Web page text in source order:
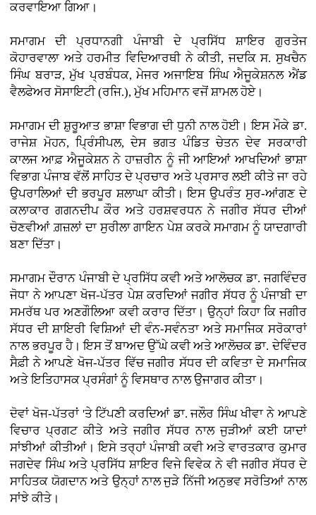
ਕਰਵਾਇਆ ਗਿਆ।
ਸਮਾਗਮ ਦੀ ਪ੍ਰਧਾਨਗੀ ਪੰਜਾਬੀ ਦੇ ਪ੍ਰਸਿੱਧ ਸ਼ਾਇਰ ਗੁਰਤੇਜ
ਕੋਹਾਰਵਾਲਾ ਅਤੇ ਹਰਮੀਤ ਵਿਦਿਆਰਥੀ ਨੇ ਕੀਤੀ, ਜਦਕਿ ਸ. ਸੁਖਚੈਨ
ਸਿੰਘ ਬਰਾੜ, ਮੁੱਖ ਪ੍ਰਬੰਧਕ, ਮੇਜਰ ਅਜਾਇਬ ਸਿੰਘ ਐਜੂਕੇਸ਼ਨਲ ਐਂਡ
ਵੈਲਫੇਅਰ ਸੋਸਾਇਟੀ (ਰਜਿ.), ਮੁੱਖ ਮਹਿਮਾਨ ਵਜੋਂ ਸ਼ਾਮਲ ਹੋਏ।
ਸਮਾਗਮ ਦੀ ਸ਼ੁਰੂਆਤ ਭਾਸ਼ਾ ਵਿਭਾਗ ਦੀ ਧੁਨੀ ਨਾਲ ਹੋਈ। ਇਸ ਮੌਕੇ ਡਾ.
ਰਾਜੇਸ਼ ਮੋਹਨ, ਪ੍ਰਿੰਸੀਪਲ, ਦੇਸ ਭਗਤ ਪੰਡਿਤ ਚੇਤਨ ਦੇਵ ਸਰਕਾਰੀ
ਕਾਲਜ ਆਫ਼ ਐਜੂਕੇਸ਼ਨ ਨੇ ਹਾਜ਼ਰੀਨ ਨੂੰ ਜੀ ਆਇਆਂ ਆਖਦਿਆਂ ਭਾਸ਼ਾ
ਵਿਭਾਗ ਪੰਜਾਬ ਵੱਲੋਂ ਸਾਹਿਤ ਦੇ ਪ੍ਰਚਾਰ ਅਤੇ ਪ੍ਰਸਾਰ ਲਈ ਕੀਤੇ ਜਾ ਰਹੇ
ਉਪਰਾਲਿਆਂ ਦੀ ਭਰਪੂਰ ਸ਼ਲਾਘਾ ਕੀਤੀ। ਇਸ ਉਪਰੰਤ ਸੁਰ-ਆਂਗਣ ਦੇ
ਕਲਾਕਾਰ ਗਗਨਦੀਪ ਕੌਰ ਅਤੇ ਹਰਸ਼ਵਰਧਨ ਨੇ ਜਗੀਰ ਸੱਧਰ ਦੀਆਂ
ਚੋਣਵੀਆਂ ਗ਼ਜ਼ਲਾਂ ਦਾ ਸੁਰੀਲਾ ਗਾਇਨ ਪੇਸ਼ ਕਰਕੇ ਸਮਾਗਮ ਨੂੰ ਯਾਦਗਾਰੀ
ਬਣਾ ਦਿੱਤਾ।
ਸਮਾਗਮ ਦੌਰਾਨ ਪੰਜਾਬੀ ਦੇ ਪ੍ਰਸਿੱਧ ਕਵੀ ਅਤੇ ਆਲੋਚਕ ਡਾ. ਜਗਵਿੰਦਰ
ਜੋਧਾ ਨੇ ਆਪਣਾ ਖੋਜ-ਪੱਤਰ ਪੇਸ਼ ਕਰਦਿਆਂ ਜਗੀਰ ਸੱਧਰ ਨੂੰ ਪੰਜਾਬੀ ਦਾ
ਸਮਰੱਥ ਪਰ ਅਣਗੌਲਿਆ ਕਵੀ ਕਰਾਰ ਦਿੱਤਾ। ਉਨ੍ਹਾਂ ਕਿਹਾ ਕਿ ਜਗੀਰ
ਸੱਧਰ ਦੀ ਸ਼ਾਇਰੀ ਵਿਸ਼ਿਆਂ ਦੀ ਵੰਨ-ਸਵੰਨਤਾ ਅਤੇ ਸਮਾਜਿਕ ਸਰੋਕਾਰਾਂ
ਨਾਲ ਭਰਪੂਰ ਹੈ। ਇਸ ਤੋਂ ਬਾਅਦ ਉੱਘੇ ਕਵੀ ਅਤੇ ਆਲੋਚਕ ਡਾ. ਦੇਵਿੰਦਰ
ਸੈਫ਼ੀ ਨੇ ਆਪਣੇ ਖੋਜ-ਪੱਤਰ ਵਿੱਚ ਜਗੀਰ ਸੱਧਰ ਦੀ ਕਵਿਤਾ ਦੇ ਸਮਾਜਿਕ
ਅਤੇ ਇਤਿਹਾਸਕ ਪ੍ਰਸੰਗਾਂ ਨੂੰ ਵਿਸਥਾਰ ਨਾਲ ਉਜਾਗਰ ਕੀਤਾ।
ਦੋਵਾਂ ਖੋਜ-ਪੱਤਰਾਂ 'ਤੇ ਟਿੱਪਣੀ ਕਰਦਿਆਂ ਡਾ. ਜਲੌਰ ਸਿੰਘ ਖੀਵਾ ਨੇ ਆਪਣੇ
ਵਿਚਾਰ ਪ੍ਰਗਟ ਕੀਤੇ ਅਤੇ ਜਗੀਰ ਸੱਧਰ ਨਾਲ ਜੁੜੀਆਂ ਕਈ ਯਾਦਾਂ
ਸਾਂਝੀਆਂ ਕੀਤੀਆਂ। ਇਸੇ ਤਰ੍ਹਾਂ ਪੰਜਾਬੀ ਕਵੀ ਅਤੇ ਵਾਰਤਕਾਰ ਕੁਮਾਰ
ਜਗਦੇਵ ਸਿੰਘ ਅਤੇ ਪ੍ਰਸਿੱਧ ਸ਼ਾਇਰ ਵਿਜੇ ਵਿਵੇਕ ਨੇ ਵੀ ਜਗੀਰ ਸੱਧਰ ਦੇ
ਸਾਹਿਤਕ ਯੋਗਦਾਨ ਅਤੇ ਉਨ੍ਹਾਂ ਨਾਲ ਜੁੜੇ ਨਿੱਜੀ ਅਨੁਭਵ ਸਰੋਤਿਆਂ ਨਾਲ
ਸਾਂਝੇ ਕੀਤੇ।